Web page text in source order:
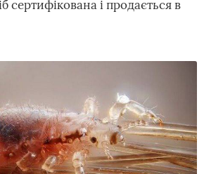
сертифікована і продається в